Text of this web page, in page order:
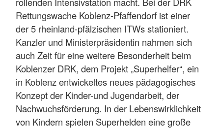
Rettungswache Koblenz-Pfaffendorf ist einer
der 5 rheinland-pfälzischen ITWs stationiert.
Kanzler und Ministerpräsidentin nahmen sich
auch Zeit für eine weitere Besonderheit beim
Koblenzer DRK, dem Projekt „Superhelfer“, ein
in Koblenz entwickeltes neues pädagogisches
Konzept der Kinder-und Jugendarbeit, der
Nachwuchsförderung. In der Lebenswirklichkeit
von Kindern spielen Superhelden eine große